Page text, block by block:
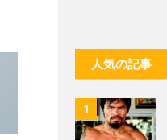
人気の記事
1